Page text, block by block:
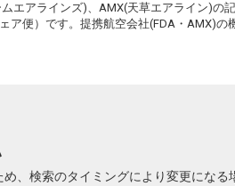
京(羽田)
鹿児島
3 +4,300円
ムエアラインズ)、AMX(天草エアライン)
ア便）です。提携航空会社(FDA・AMX)
、検索のタイミングにより変更にな